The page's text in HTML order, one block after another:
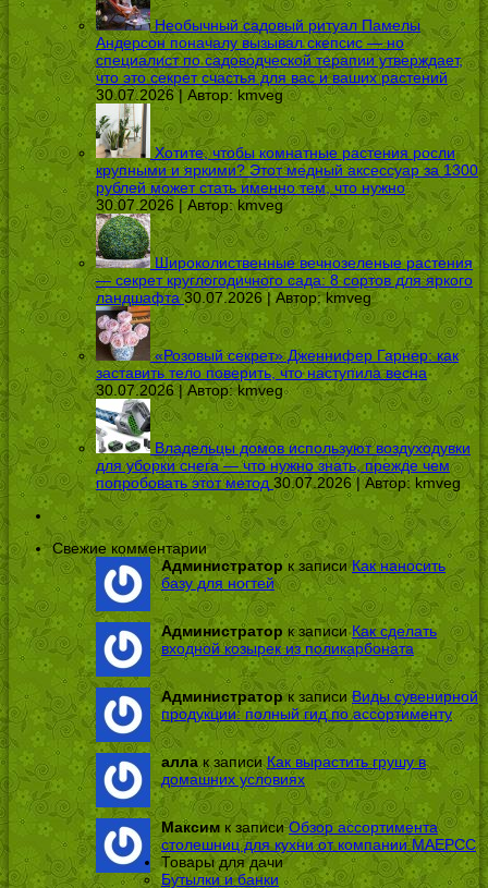
Необычный садовый ритуал Памелы
Андерсон поначалу вызывал скепсис — но
специалист по садоводческой терапии утверждает,
что это секрет счастья для вас и ваших растений
30.07.2026 | Автор: kmveg
Хотите, чтобы комнатные растения росли
крупными и яркими? Этот медный аксессуар за 1300
рублей может стать именно тем, что нужно
30.07.2026 | Автор:kmveg
Широколиственные вечнозеленые растения
— секрет круглогодичного сада: 8 сортов для яркого
ландшафта 30.07.2026 | Автор:kmveg
«Розовый секрет» Дженнифер Гарнер: как
заставить тело поверить, что наступила весна
30.07.2026 | Автор:kmveg
Владельцы домов используют воздуходувки
для уборки снега — что нужно знать, прежде чем
попробовать этот метод 30.07.2026 | Автор: kmveg
Свежие комментарии
Администратор к записиКак наносить
базу для ногтей
Администраторк записиКак сделать
входной козырек из поликарбоната
Администраторк записиВиды сувенирной
продукции: полный гид по ассортименту
аллак записиКак вырастить грушу в
домашних условиях
Максим к записиОбзор ассортимента
столешниц для кухни от компании МАЕРСС
Товары для дачи
Бутылки и банки